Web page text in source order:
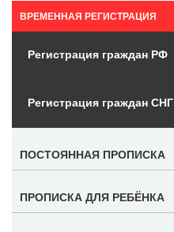
ВРЕМЕННАЯ РЕГИСТРАЦИЯ
Регистрация граждан РФ
Регистрация граждан СНГ
ПОСТОЯННАЯ ПРОПИСКА
ПРОПИСКА ДЛЯ РЕБЁНКА